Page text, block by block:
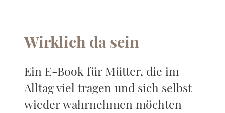
Wirklich da sein
Ein E-Book für Mütter, die im
Alltag viel tragen und sich selbst
wieder wahrnehmen möchten